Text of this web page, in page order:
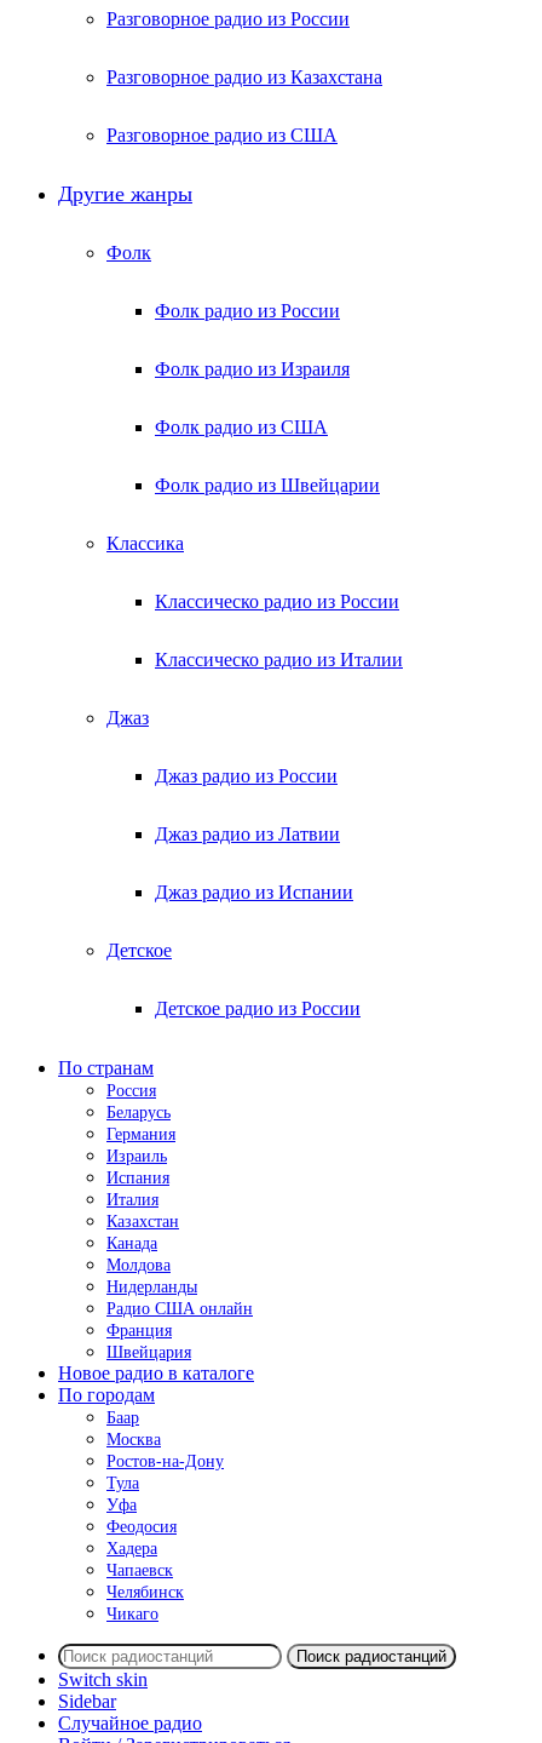
Разговорное радио из России
Разговорное радио из Казахстана
Разговорное радио из США
Другие жанры
Фолк
Фолк радио из России
Фолк радио из Израиля
Фолк радио из США
Фолк радио из Швейцарии
Классика
Классическо радио из России
Классическо радио из Италии
Джаз
Джаз радио из России
Джаз радио из Латвии
Джаз радио из Испании
Детское
Детское радио из России
По странам
Россия
Беларусь
Германия
Израиль
Испания
Италия
Казахстан
Канада
Молдова
Нидерланды
Радио США онлайн
Франция
Швейцария
Новое радио в каталоге
По городам
Баар
Москва
Ростов-на-Дону
Тула
Уфа
Феодосия
Хадера
Чапаевск
Челябинск
Чикаго
Поиск радиостанций
Switch skin
Sidebar
Случайное радио